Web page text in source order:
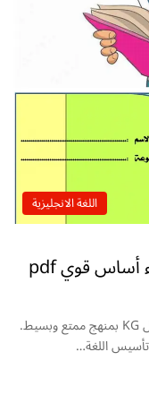
اللغة الانجليزية
مذكرة انطلق بالإنجليزية: دليلك لبناء أساس قوي pdf
انطلق بالإنجليزية: دليلك لبناء أساس قوي لأطفال KG بمنهج ممتع وبسيط.
اللغة…